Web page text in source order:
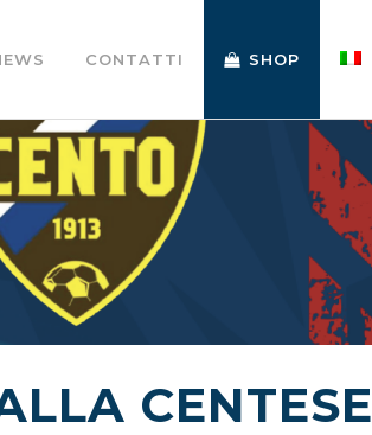
CONTATTI SHOP
CENTESE